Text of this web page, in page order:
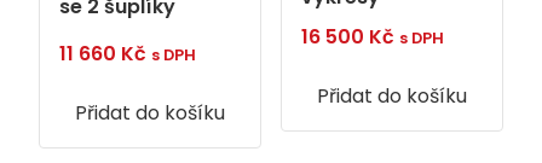
se 2 šuplíky
11 660 Kč s DPH
Přidat do košíku
16 500 Kč s DPH
Přidat do košíku